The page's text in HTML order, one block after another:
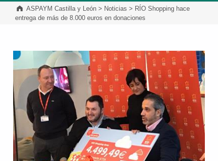
ASPAYM Castilla y León> Noticias > RÍO Shopping hace
entrega de más de 8.000 euros en donaciones